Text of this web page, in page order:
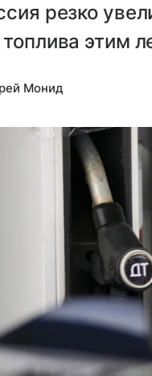
резко
этим
Монид